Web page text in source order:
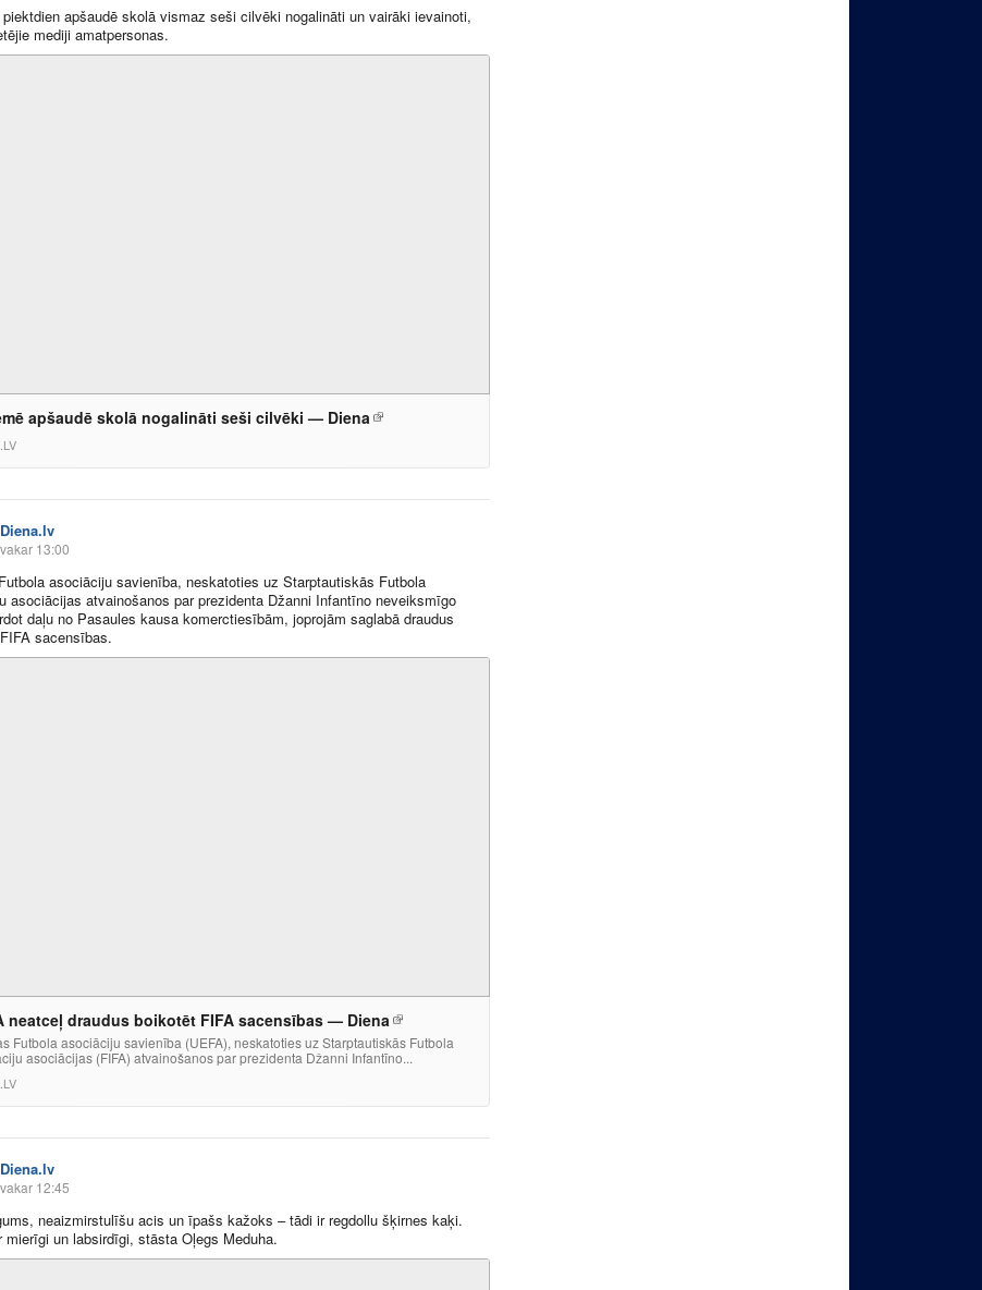
apšaudē skolā vismaz seši cilvēki nogalināti un vairāki ievainoti,
mediji amatpersonas.
apšaudē skolā nogalināti seši cilvēki — Diena
Diena.lv
vakar 13:00
asociāciju savienība, neskatoties uz Starptautiskās Futbola
asociācijas atvainošanos par prezidenta Džanni Infantīno neveiksmīgo
daļu no Pasaules kausa komerctiesībām, joprojām saglabā draudus
sacensības.
neatceļ draudus boikotēt FIFA sacensības — Diena
Futbola asociāciju savienība (UEFA), neskatoties uz Starptautiskās Futbola
asociācijas (FIFA) atvainošanos par prezidenta Džanni Infantīno...
Diena.lv
vakar 12:45
neaizmirstulīšu acis un īpašs kažoks – tādi ir regdollu šķirnes kaķi.
mierīgi un labsirdīgi, stāsta Oļegs Meduha.